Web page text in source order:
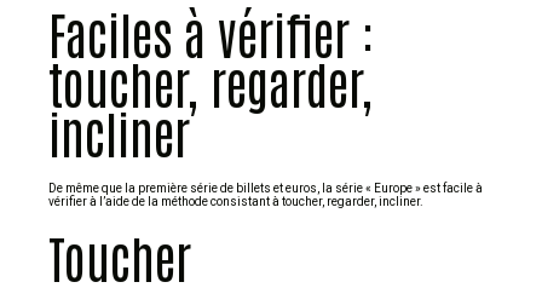
Faciles à vérifier :
toucher, regarder,
incliner
De même que la première série de billets et euros, la série « Europe » est facile à
vérifier à l’aide de la méthode consistant à toucher, regarder, incliner.
Toucher